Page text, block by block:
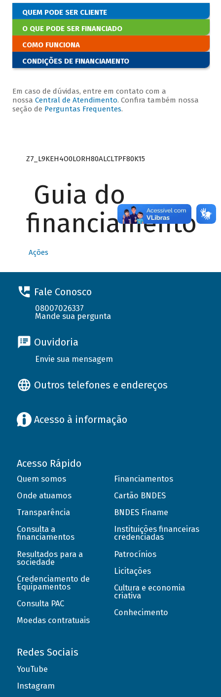
QUEM PODE SER CLIENTE
O QUE PODE SER FINANCIADO
COMO FUNCIONA
CONDIÇÕES DE FINANCIAMENTO
Em caso de dúvidas, entre em contato com a
nossa Central de Atendimento. Confira também nossa
seção de Perguntas Frequentes.
Z7_L9KEH4O0LORH80ALCLTPF80K15
Guia do
financiamento
Ações
Fale Conosco
08007026337
Mande sua pergunta
Ouvidoria
Envie sua mensagem
Outros telefones e endereços
Acesso à informação
Acesso Rápido
Quem somos
Onde atuamos
Transparência
Consulta a
financiamentos
Resultados para a
sociedade
Credenciamento de
Equipamentos
Consulta PAC
Moedas contratuais
Financiamentos
Cartão BNDES
BNDES Finame
Instituições financeiras
credenciadas
Patrocínios
Licitações
Cultura e economia
criativa
Conhecimento
Redes Sociais
YouTube
Instagram